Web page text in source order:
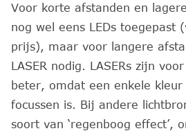
Voor korte afstanden en
nog wel eens LEDs toegepast
prijs), maar voor langere
LASER nodig. LASERs zijn
beter, omdat een enkele
focussen is. Bij andere
soort van ‘regenboog effect’,